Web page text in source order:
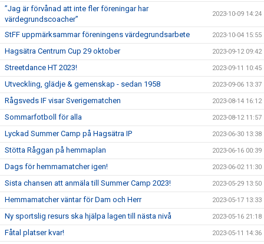
”Jag är förvånad att inte fler föreningar har
värdegrundscoacher”
2023-10-09 14:24
StFF uppmärksammar föreningens värdegrundsarbete 2023-10-04 15:55
Hagsätra Centrum Cup 29 oktober 2023-09-12 09:42
Streetdance HT 2023! 2023-09-11 10:45
Utveckling, glädje & gemenskap - sedan 1958 2023-09-06 13:37
Rågsveds IF visar Sverigematchen 2023-08-14 16:12
Sommarfotboll för alla 2023-08-12 11:57
Lyckad Summer Camp på Hagsätra IP 2023-06-30 13:38
Stötta Råggan på hemmaplan 2023-06-16 00:39
Dags för hemmamatcher igen! 2023-06-02 11:30
Sista chansen att anmäla till Summer Camp 2023! 2023-05-29 13:50
Hemmamatcher väntar för Dam och Herr 2023-05-17 13:33
Ny sportslig resurs ska hjälpa lagen till nästa nivå 2023-05-16 21:18
Fåtal platser kvar! 2023-05-11 14:36